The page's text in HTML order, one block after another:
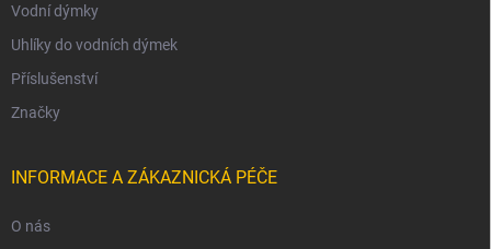
Vodní dýmky
Uhlíky do vodních dýmek
Příslušenství
Značky
INFORMACE A ZÁKAZNICKÁ PÉČE
O nás